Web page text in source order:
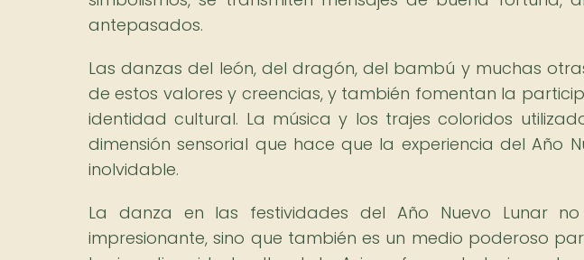
antepasados.
Las danzas del león, del dragón, del bambú y muchas
de estos valores y creencias, y también fomentan la
identidad cultural. La música y los trajes coloridos
dimensión sensorial que hace que la experiencia del Año
inolvidable.
La danza en las festividades del Año Nuevo Lunar
impresionante, sino que también es un medio poderoso